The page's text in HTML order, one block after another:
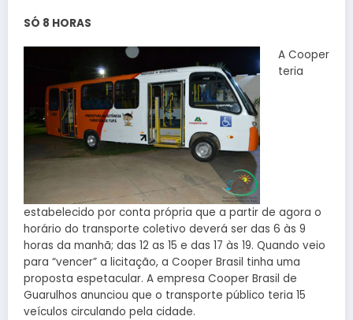
SÓ 8 HORAS
A Cooper
teria
estabelecido por conta própria que a partir de agora o
horário do transporte coletivo deverá ser das 6 às 9
horas da manhã; das 12 as 15 e das 17 às 19. Quando veio
para “vencer” a licitação, a Cooper Brasil tinha uma
proposta espetacular. A empresa Cooper Brasil de
Guarulhos anunciou que o transporte público teria 15
veículos circulando pela cidade.